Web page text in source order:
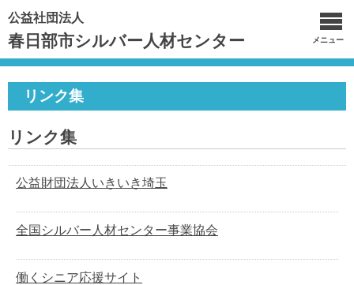
公益社団法人
春日部市シルバー人材センター メニュー
リンク集
リンク集
公益財団法人いきいき埼玉
全国シルバー人材センター事業協会
働くシニア応援サイト